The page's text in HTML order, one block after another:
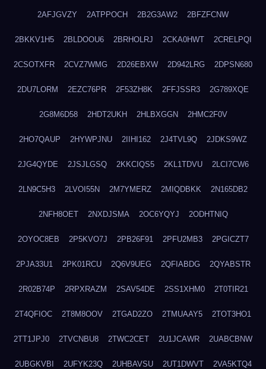
2AFJGVZY 2ATPPOCH 2B2G3AW2 2BFZFCNW
2BKKV1H5 2BLDOOU6 2BRHOLRJ 2CKA0HWT 2CRELPQI
2CSOTXFR 2CVZ7WMG 2D26EBXW 2D942LRG 2DPSN680
2DU7LORM 2EZC76PR 2F53ZH8K 2FFJSSR3 2G789XQE
2G8M6D58 2HDT2UKH 2HLBXGGN 2HMC2F0V
2HO7QAUP 2HYWPJNU 2IIHI162 2J4TVL9Q 2JDKS9WZ
2JG4QYDE 2JSJLGSQ 2KKCIQS5 2KL1TDVU 2LCI7CW6
2LN9C5H3 2LVOI55N 2M7YMERZ 2MIQDBKK 2N165DB2
2NFH8OET 2NXDJSMA 2OC6YQYJ 2ODHTNIQ
2OYOC8EB 2P5KVO7J 2PB26F91 2PFU2MB3 2PGICZT7
2PJA33U1 2PK01RCU 2Q6V9UEG 2QFIABDG 2QYABSTR
2R02B74P 2RPXRAZM 2SAV54DE 2SS1XHM0 2T0TIR21
2T4QFIOC 2T8M8OOV 2TGAD2ZO 2TMUAAY5 2TOT3HO1
2TT1JPJ0 2TVCNBU8 2TWC2CET 2U1JCAWR 2UABCBNW
2UBGKVBI 2UFYK23Q 2UHBAVSU 2UT1DWVT 2VA5KTQ4